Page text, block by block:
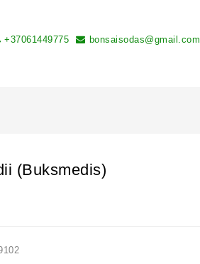
+37061449775 bonsaisodas@gmail.com
(Buksmedis)